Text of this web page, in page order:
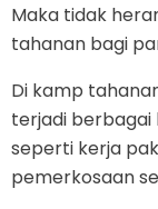
Maka tidak
tahanan bagi
Di kamp
terjadi berbagai
seperti kerja
pemerkosaan